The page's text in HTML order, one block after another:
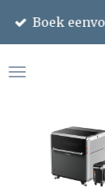
Ga
de
Boek